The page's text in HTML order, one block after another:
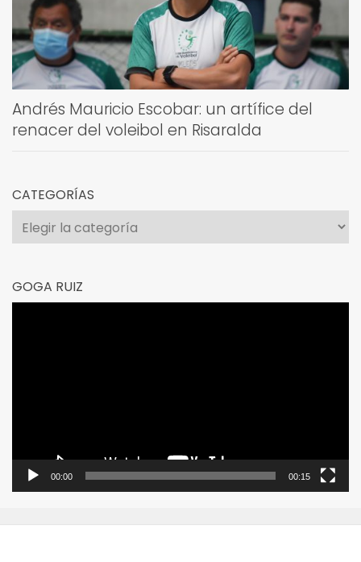
Andrés Mauricio Escobar: un artífice del
renacer del voleibol en Risaralda
CATEGORÍAS
Categorías
GOGA RUIZ
00:00 00:15